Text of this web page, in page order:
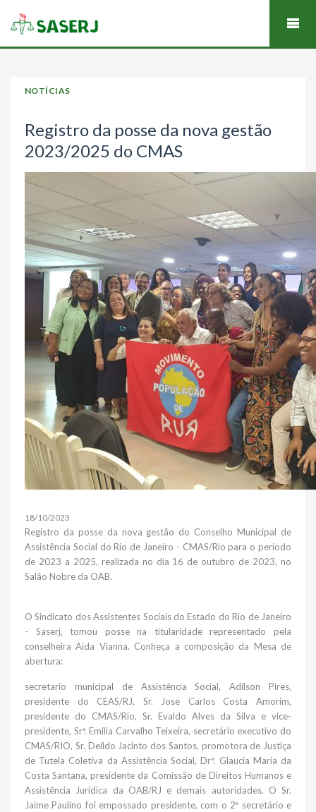
NOTÍCIAS
Registro da posse da nova gestão
2023/2025 do CMAS
18/10/2023
Registro da posse da nova gestão do Conselho Municipal de
Assistência Social do Rio de Janeiro - CMAS/Rio para o período
de 2023 a 2025, realizada no dia 16 de outubro de 2023, no
Salão Nobre da OAB.
O Sindicato dos Assistentes Sociais do Estado do Rio de Janeiro
- Saserj, tomou posse na titularidade representado pela
conselheira Aida Vianna. Conheça a composição da Mesa de
abertura:
secretario municipal de Assistência Social, Adílson Pires,
presidente do CEAS/RJ, Sr. Jose Carlos Costa Amorim,
presidente do CMAS/Rio, Sr. Evaldo Alves da Silva e vice-
presidente, Srª. Emília Carvalho Teixeira, secretário executivo do
CMAS/RIO, Sr. Deildo Jacinto dos Santos, promotora de Justiça
de Tutela Coletiva da Assistência Social, Drª. Glaucia Maria da
Costa Santana, presidente da Comissão de Direitos Humanos e
Assistência Jurídica da OAB/RJ e demais autoridades. O Sr.
Jaime Paulino foi empossado presidente, com o 2º secretário e